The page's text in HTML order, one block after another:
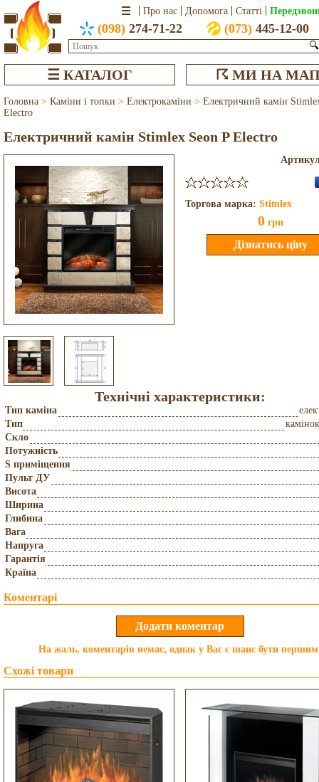
Про нас Допомога Статті
(098) 274-71-22 (073)445-12-00
🔍
☰ КАТАЛОГ ☈ МИ НА
Головна > Каміни і топки > Електрокаміни > Електричний камін
Electro
Електричний камін Stimlex Seon P Electro
Торгова марка: Stimlex
0 грн
Технічні характеристики:
Тип каміна
Тип
Скло
Потужність
S приміщення
Пульт ДУ
Висота
Ширина
Глибина
Вага
Напруга
Гарантія
Країна
Коментарі
На жаль, коментарів немає, однак у Вас є шанс бути
Схожі товари